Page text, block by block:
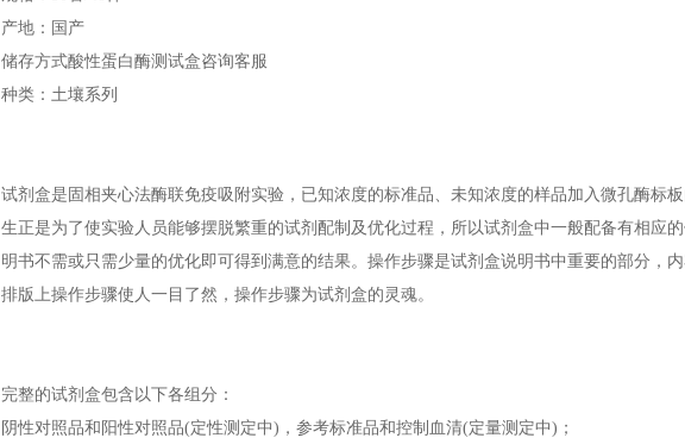
产地：国产
储存方式酸性蛋白酶测试盒咨询客服
种类：土壤系列
试剂盒是固相夹心法酶联免疫吸附实验，已知浓度的标准品、未知浓度的样品加入微孔酶标
生正是为了使实验人员能够摆脱繁重的试剂配制及优化过程，所以试剂盒中一般配备有相应
明书不需或只需少量的优化即可得到满意的结果。操作步骤是试剂盒说明书中重要的部分，
排版上操作步骤使人一目了然，操作步骤为试剂盒的灵魂。
完整的试剂盒包含以下各组分：
阴性对照品和阳性对照品(定性测定中)，参考标准品和控制血清(定量测定中)；